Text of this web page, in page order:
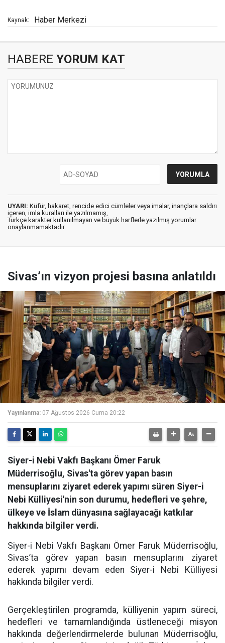
Kaynak: Haber Merkezi
HABERE YORUM KAT
UYARI: Küfür, hakaret, rencide edici cümleler veya imalar, inançlara saldırı
içeren, imla kuralları ile yazılmamış,
Türkçe karakter kullanılmayan ve büyük harflerle yazılmış yorumlar
onaylanmamaktadır.
Sivas’ın vizyon projesi basına anlatıldı
Yayınlanma: 07 Ağustos 2026 Cuma 20:22
Siyer-i Nebi Vakfı Başkanı Ömer Faruk
Müderrisoğlu, Sivas'ta görev yapan basın
mensuplarını ziyaret ederek yapımı süren Siyer-i
Nebi Külliyesi'nin son durumu, hedefleri ve şehre,
ülkeye ve İslam dünyasına sağlayacağı katkılar
hakkında bilgiler verdi.
Siyer-i Nebi Vakfı Başkanı Ömer Faruk Müderrisoğlu,
Sivas’ta görev yapan basın mensuplarını ziyaret
ederek yapımı devam eden Siyer-i Nebi Külliyesi
hakkında bilgiler verdi.
Gerçekleştirilen programda, külliyenin yapım süreci,
hedefleri ve tamamlandığında üstleneceği misyon
hakkında değerlendirmelerde bulunan Müderrisoğlu,